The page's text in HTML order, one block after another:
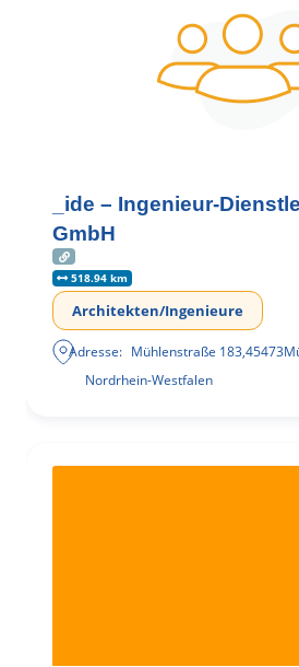
_ide – Ingenieur-
GmbH
518.94 km
Architekten/Ingenieure
Adresse: Mühlenstraße 183,45473
Nordrhein-Westfalen